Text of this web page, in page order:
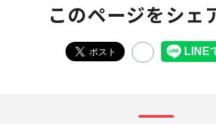
このページをシェ